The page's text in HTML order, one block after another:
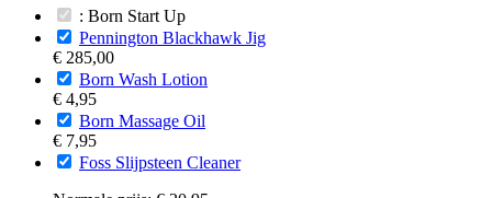
: Born Start Up
Pennington Blackhawk Jig
€ 285,00
Born Wash Lotion
€ 4,95
Born Massage Oil
€ 7,95
Foss Slijpsteen Cleaner